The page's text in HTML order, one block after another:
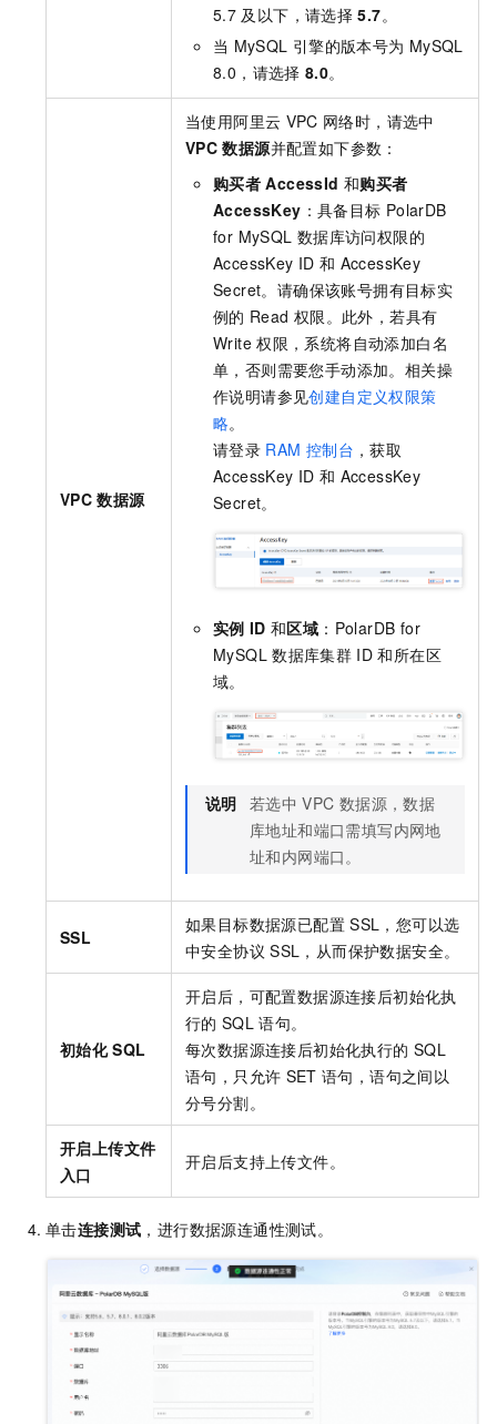
5.7 及以下，请选择 5.7。
当 MySQL 引擎的版本号为 MySQL
8.0，请选择 8.0。
VPC 数据源
当使用阿里云 VPC 网络时，请选中
VPC 数据源并配置如下参数：
购买者 AccessId 和购买者
AccessKey ：具备目标 PolarDB
for MySQL 数据库访问权限的
AccessKey ID 和 AccessKey
Secret。请确保该账号拥有目标实
例的 Read 权限。此外，若具有
Write 权限，系统将自动添加白名
单，否则需要您手动添加。相关操
作说明请参见创建自定义权限策
略。
请登录 RAM 控制台 ，获取
AccessKey ID 和 AccessKey
Secret。
实例 ID 和区域 ：PolarDB for
MySQL 数据库集群 ID 和所在区
域。
说明 若选中 VPC 数据源，数据
库地址和端口需填写内网地
址和内网端口。
SSL
如果目标数据源已配置 SSL，您可以选
中安全协议 SSL，从而保护数据安全。
初始化 SQL
开启后，可配置数据源连接后初始化执
行的 SQL 语句。
每次数据源连接后初始化执行的 SQL
语句，只允许 SET 语句，语句之间以
分号分割。
开启上传文件
入口
开启后支持上传文件。
单击连接测试 ，进行数据源连通性测试。